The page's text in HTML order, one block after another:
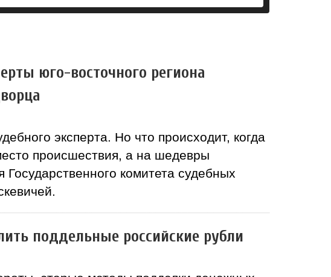
юго-восточного региона
эксперта. Но что происходит, когда
происшествия, а на шедевры
комитета судебных
поддельные российские рубли